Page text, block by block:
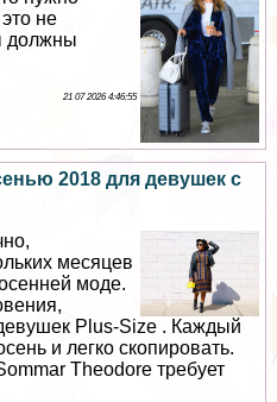
не
должны
21 07 2026 4:46:55
2018 для дeвyшек с
месяцев
моде.
Plus-Size . Каждый
и легко скопировать.
Theodore требует